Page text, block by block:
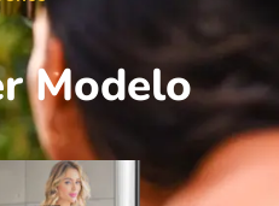
Modelo